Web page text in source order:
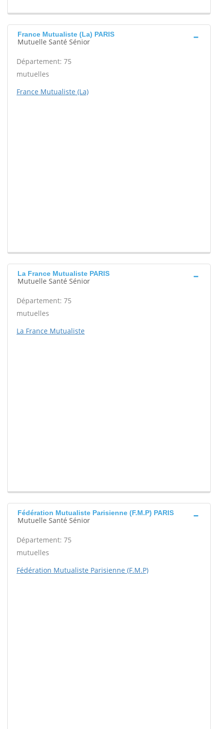
France Mutualiste (La) PARIS
Mutuelle Santé Sénior
Département: 75
mutuelles
France Mutualiste (La)
La France Mutualiste PARIS
Mutuelle Santé Sénior
Département: 75
mutuelles
La France Mutualiste
Fédération Mutualiste Parisienne (F.M.P) PARIS
Mutuelle Santé Sénior
Département: 75
mutuelles
Fédération Mutualiste Parisienne (F.M.P)